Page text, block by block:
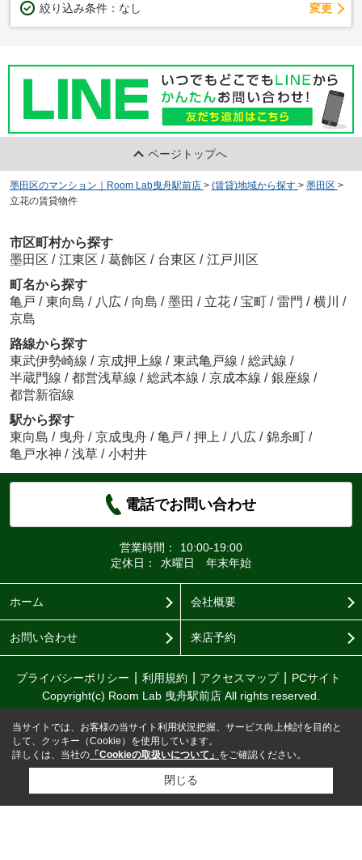
絞り込み条件： なし 変更
ページトップへ
墨田区のマンション｜Room Lab曳舟駅前店 > (賃貸)地域から探す > 墨田区 >
立花の賃貸物件
市区町村から探す
墨田区 / 江東区 / 葛飾区 / 台東区 / 江戸川区
町名から探す
亀戸 / 東向島 / 八広 / 向島 / 墨田 / 立花 / 宝町 / 雷門 / 横川 /
京島
路線から探す
東武伊勢崎線 / 京成押上線 / 東武亀戸線 / 総武線 /
半蔵門線 / 都営浅草線 / 総武本線 / 京成本線 / 銀座線 /
都営新宿線
駅から探す
東向島 / 曳舟 / 京成曳舟 / 亀戸 / 押上 / 八広 / 錦糸町 /
亀戸水神 / 浅草 / 小村井
電話でお問い合わせ
営業時間：
10:00-19:00
定休日：
水曜日 年末年始
ホーム 会社概要
お問い合わせ 来店予約
プライバシーポリシー 利用規約 アクセスマップ
PCサイト
Copyright(c) Room Lab 曳舟駅前店 All rights reserved.
当サイトでは、お客様の当サイト利用状況把握、サービス向上検討を目的と
して、クッキー（Cookie）を使用しています。
詳しくは、当社の 「Cookieの取扱いについて」 をご確認ください。
閉じる